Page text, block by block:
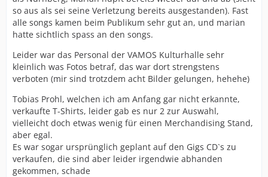
so aus als sei seine Verletzung bereits ausgestanden). Fast
alle songs kamen beim Publikum sehr gut an, und marian
hatte sichtlich spass an den songs.
Leider war das Personal der VAMOS Kulturhalle sehr
kleinlich was Fotos betraf, das war dort strengstens
verboten (mir sind trotzdem acht Bilder gelungen, hehehe)
Tobias Prohl, welchen ich am Anfang gar nicht erkannte,
verkaufte T-Shirts, leider gab es nur 2 zur Auswahl,
vielleicht doch etwas wenig für einen Merchandising Stand,
aber egal.
Es war sogar ursprünglich geplant auf den Gigs CD`s zu
verkaufen, die sind aber leider irgendwie abhanden
gekommen, schade